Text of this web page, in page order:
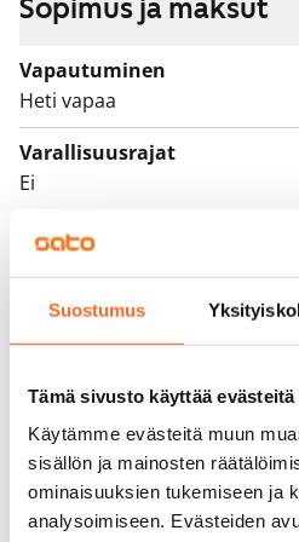
Suostumus
Tämä sivusto käyttää evästeitä
Käytämme evästeitä muun
sisällön ja mainosten
ominaisuuksien tukemiseen ja
analysoimiseen. Evästeiden
Sopimus ja maksut
Vapautuminen
Heti vapaa
Varallisuusrajat
Ei
Vuokra
Vuokravakuus
0 €, (yrityksille min. 1 kk
Vuokrasopimus
Toistaiseksi voimassa oleva
Irtisanomis­mahdollisuus
1 kalenterikuukausi